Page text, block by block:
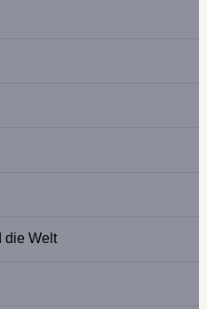
die Welt